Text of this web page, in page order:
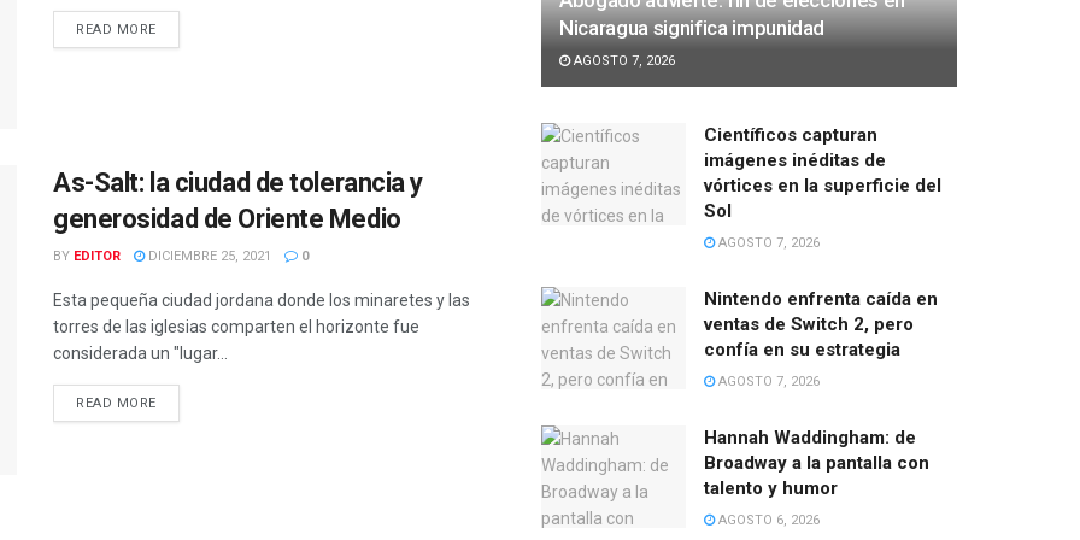
READ MORE
As-Salt: la ciudad de tolerancia y
generosidad de Oriente Medio
BY EDITOR DICIEMBRE 25, 2021 0
Esta pequeña ciudad jordana donde los minaretes y las
torres de las iglesias comparten el horizonte fue
considerada un "lugar...
READ MORE
Nicaragua significa impunidad
AGOSTO 7, 2026
Científicos capturan
imágenes inéditas de
vórtices en la superficie del
Sol
AGOSTO 7, 2026
Nintendo enfrenta caída en
ventas de Switch 2, pero
confía en su estrategia
AGOSTO 7, 2026
Hannah Waddingham: de
Broadway a la pantalla con
talento y humor
AGOSTO 6, 2026